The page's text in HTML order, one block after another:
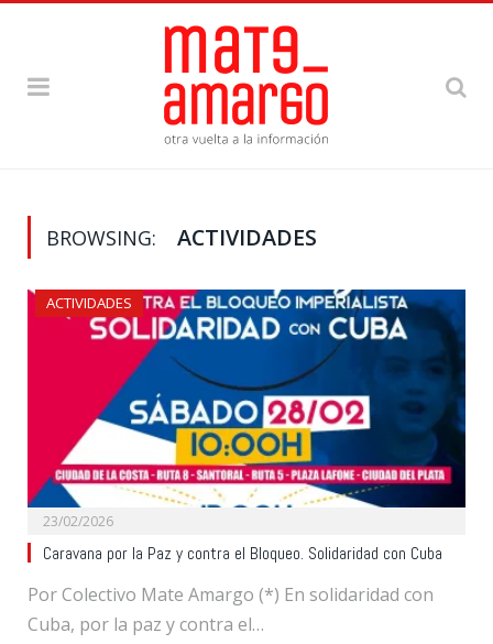
BROWSING: ACTIVIDADES
ACTIVIDADES
23/02/2026
Caravana por la Paz y contra el Bloqueo. Solidaridad con Cuba
Por Colectivo Mate Amargo (*) En solidaridad con
Cuba, por la paz y contra el…